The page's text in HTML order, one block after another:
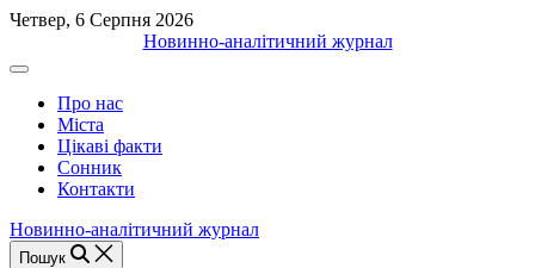
Перейти
вмісту
Четвер, 6 Серпня 2026
Новинно-аналітичний журнал
Off
Canvas
(поза
полотном)
Про нас
Міста
Цікаві факти
Сонник
Контакти
Новинно-аналітичний журнал
Пошук